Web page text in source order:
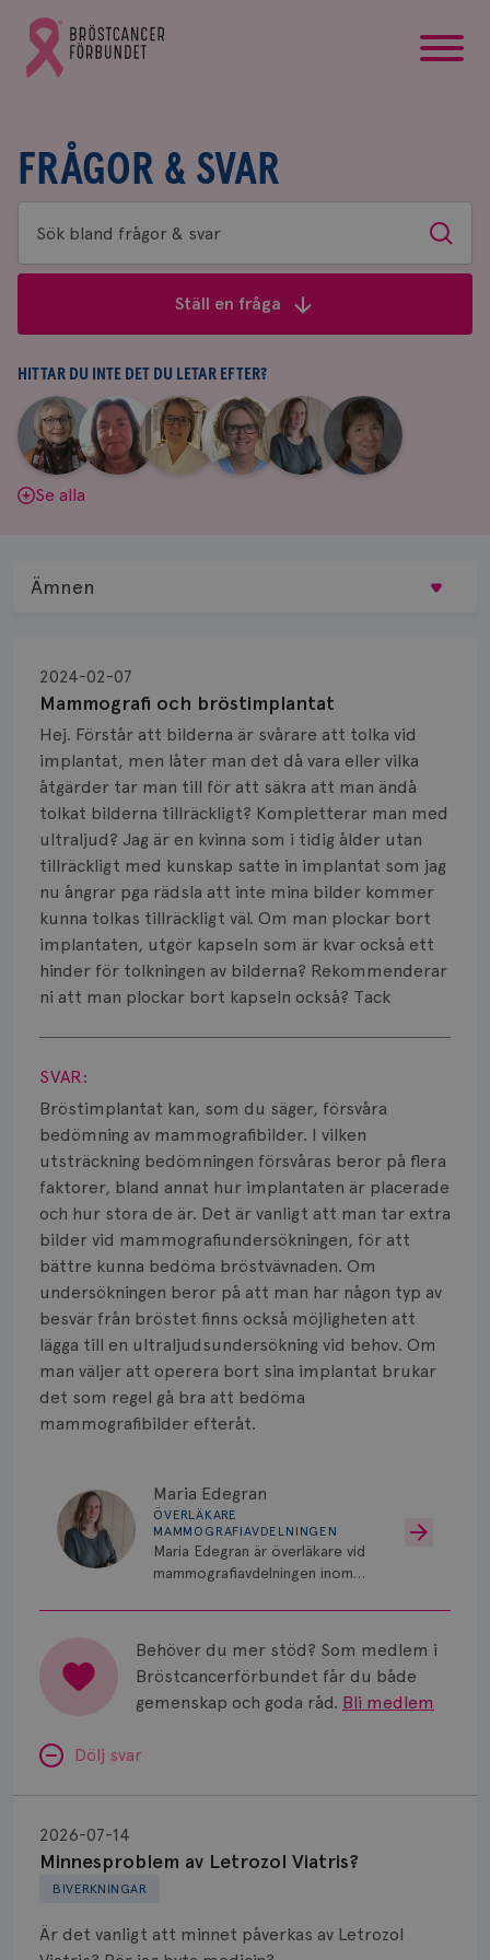
Gå
till
Bröstcancerförbundets
FRÅGOR & SVAR
Sök
bland
&
svar
Sök
Ställ en fråga
HITTAR DU INTE DET DU LETAR EFTER?
Aina
Johnsson
|
Anne
Andersson
Fredrika
Killander
|
Jeanette
Bäcklund
|
Maria
Edegran
|
Yvette
Andersson
Se alla
Mammografi och bröstimplantat
2024-02-07
Hej. Förstår att bilderna är svårare att tolka vid
implantat, men låter man det då vara eller vilka
åtgärder tar man till för att säkra att man ändå
tolkat bilderna tillräckligt? Kompletterar man med
ultraljud? Jag är en kvinna som i tidig ålder utan
tillräckligt med kunskap satte in implantat som jag
nu ångrar pga rädsla att inte mina bilder kommer
kunna tolkas tillräckligt väl. Om man plockar bort
implantaten, utgör kapseln som är kvar också ett
hinder för tolkningen av bilderna? Rekommenderar
ni att man plockar bort kapseln också? Tack
Visa svar
SVAR:
Bröstimplantat kan, som du säger, försvåra
bedömning av mammografibilder. I vilken
utsträckning bedömningen försvåras beror på flera
faktorer, bland annat hur implantaten är placerade
och hur stora de är. Det är vanligt att man tar extra
bilder vid mammografiundersökningen, för att
bättre kunna bedöma bröstvävnaden. Om
undersökningen beror på att man har någon typ av
besvär från bröstet finns också möjligheten att
lägga till en ultraljudsundersökning vid behov. Om
man väljer att operera bort sina implantat brukar
det som regel gå bra att bedöma
mammografibilder efteråt.
Maria Edegran
ÖVERLÄKARE
MAMMOGRAFIAVDELNINGEN
Maria Edegran är överläkare vid
mammografiavdelningen inom
Behöver du mer stöd? Som medlem i
Bröstcancerförbundet får du både
gemenskap och goda råd. Bli medlem
Dölj svar
BIVERKNINGAR
Minnesproblem av Letrozol Viatris?
2026-07-14
Är det vanligt att minnet påverkas av Letrozol
Letrozol
Viatris?
Ämnen
Biopsi
Biverkningar
Bröstvårta
Knöl
Läkemedel
Typ av bröstcancer
Smärta
Risker
Spridd bröstcancer
Strålning
Vätska